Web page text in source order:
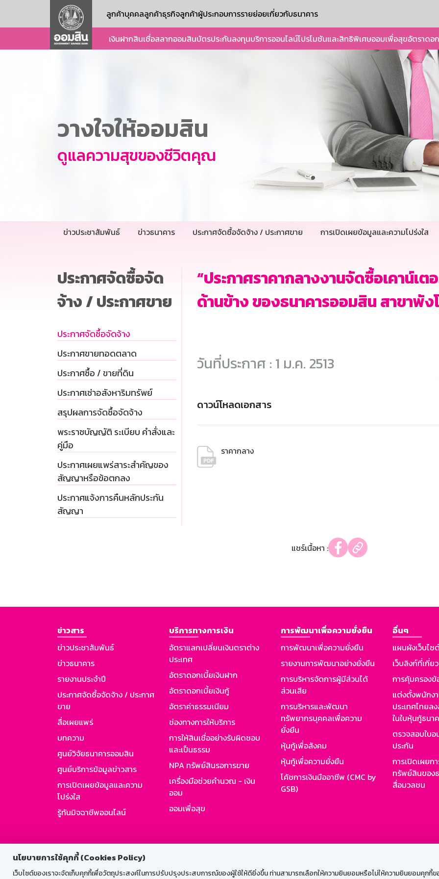
นโยบายการใช้คุกกี้ (Cookies Policy)
เว็บไซต์ของเราจะจัดเก็บคุกกี้เพื่อวัตถุประสงค์ในการปรับปรุงประสบการณ์ของผู้ใช้ให้ดียิ่งขึ้น ท่านสามารถเลือกให้ความยินยอมหรือไม่ให้ความยินยอมคุกกี้ข
ลูกค้าบุคคลลูกค้าธุรกิจลูกค้าผู้ประกอบการรายย่อยเกี่ยวกับธนาคาร
เงินฝากสินเชื่อสลากออมสินบัตรประกันลงทุนบริการออนไลน์โปรโมชันและสิทธิพิเศษออมเพื่อสุขอัตราดอ
วางใจให้ออมสิน
ดูแลความสุขของชีวิตคุณ
ข่าวประชาสัมพันธ์ ข่าวธนาคาร ประกาศจัดซื้อจัดจ้าง / ประกาศขาย การเปิดเผยข้อมูลและความโปร่งใส
ประกาศจัดซื้อจัด
จ้าง / ประกาศขาย
ประกาศจัดซื้อจัดจ้าง
ประกาศขายทอดตลาด
ประกาศซื้อ / ขายที่ดิน
ประกาศเช่าอสังหาริมทรัพย์
สรุปผลการจัดซื้อจัดจ้าง
พระราชบัญญัติ ระเบียบ คำสั่งและ
คู่มือ
ประกาศเผยแพร่สาระสำคัญของ
สัญญาหรือข้อตกลง
ประกาศแจ้งการคืนหลักประกัน
สัญญา
“ประกาศราคากลางงานจัดซื้อเคาน์เต
ด้านข้าง ของธนาคารออมสิน สาขาพัง
วันที่ประกาศ : 1 ม.ค. 2513
ดาวน์โหลดเอกสาร
ราคากลาง
แชร์เนื้อหา :
ข่าวสาร
ข่าวประชาสัมพันธ์
ข่าวธนาคาร
รายงานประจำปี
ประกาศจัดซื้อจัดจ้าง / ประกาศ
ขาย
สื่อเผยแพร่
บทความ
ศูนย์วิจัยธนาคารออมสิน
ศูนย์บริการข้อมูลข่าวสาร
การเปิดเผยข้อมูลและความ
โปร่งใส
รู้ทันมิจฉาชีพออนไลน์
บริการทางการเงิน
อัตราแลกเปลี่ยนเงินตราต่าง
ประเทศ
อัตราดอกเบี้ยเงินฝาก
อัตราดอกเบี้ยเงินกู้
อัตราค่าธรรมเนียม
ช่องทางการให้บริการ
การให้สินเชื่ออย่างรับผิดชอบ
และเป็นธรรม
NPA ทรัพย์สินรอการขาย
เครื่องมือช่วยคำนวณ - เงิน
ออม
ออมเพื่อสุข
การพัฒนาเพื่อความยั่งยืน
การพัฒนาเพื่อความยั่งยืน
รายงานการพัฒนาอย่างยั่งยืน
การบริหารจัดการผู้มีส่วนได้
ส่วนเสีย
การบริหารและพัฒนา
ทรัพยากรบุคคลเพื่อความ
ยั่งยืน
หุ้นกู้เพื่อสังคม
หุ้นกู้เพื่อความยั่งยืน
โค้ชการเงินมืออาชีพ (CMC by
GSB)
อื่นๆ
แผนผังเว็บไซ
เว็บลิงก์ที่เกี่ย
การคุ้มครอง
แต่งตั้งพนักง
ประเทศไทยล
ในใบหุ้นกู้ธนา
ตรวจสอบใบ
ประกัน
การเปิดเผยก
ทรัพย์สินของ
สื่อมวลชน